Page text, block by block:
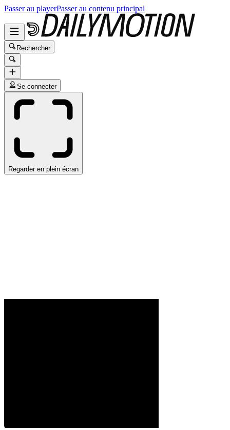
Passer au playerPasser au contenu principal
Rechercher
Se connecter
Regarder en plein écran